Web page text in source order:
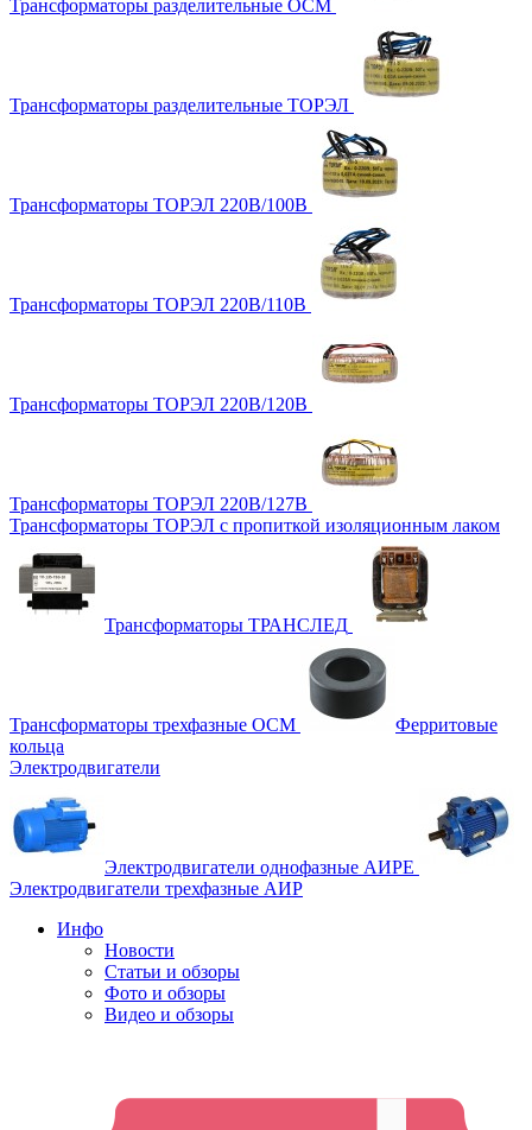
Трансформаторы разделительные ОСМ
Трансформаторы разделительные ТОРЭЛ
Трансформаторы ТОРЭЛ 220В/100В
Трансформаторы ТОРЭЛ 220В/110В
Трансформаторы ТОРЭЛ 220В/120В
Трансформаторы ТОРЭЛ 220В/127В
Трансформаторы ТОРЭЛ с пропиткой изоляционным лаком
Трансформаторы ТРАНСЛЕД
Трансформаторы трехфазные ОСМ
Ферритовые
кольца
Электродвигатели
Электродвигатели однофазные АИРЕ
Электродвигатели трехфазные АИР
Инфо
Новости
Статьи и обзоры
Фото и обзоры
Видео и обзоры